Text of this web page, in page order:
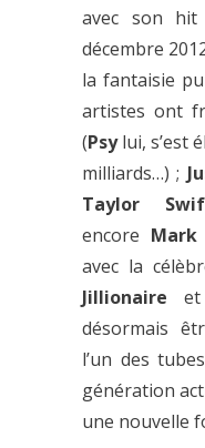
avec son hit
décembre
la fantaisie
artistes ont
(Psylui, s’est
milliards…) ;
Taylor
encore Mark
avec la
Jillionaire et
désormais
l’un des
génération
une nouvelle